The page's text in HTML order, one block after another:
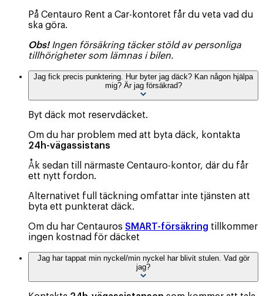
På Centauro Rent a Car-kontoret får du veta vad du
ska göra.
Obs! Ingen försäkring täcker stöld av personliga
tillhörigheter som lämnas i bilen.
Jag fick precis punktering. Hur byter jag däck? Kan någon hjälpa
mig? Är jag försäkrad?
Byt däck mot reservdäcket.
Om du har problem med att byta däck, kontakta
24h-vägassistans
Åk sedan till närmaste Centauro-kontor, där du får
ett nytt fordon.
Alternativet full täckning omfattar inte tjänsten att
byta ett punkterat däck.
Om du har Centauros SMART-försäkring tillkommer
ingen kostnad för däcket
Jag har tappat min nyckel/min nyckel har blivit stulen. Vad gör
jag?